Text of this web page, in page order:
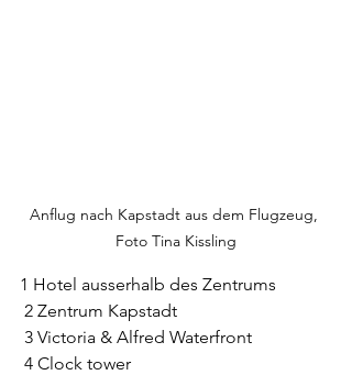
Anflug nach Kapstadt aus dem Flugzeug,
Foto Tina Kissling
1 Hotel ausserhalb des Zentrums
2 Zentrum Kapstadt
3 Victoria & Alfred Waterfront
4 Clock tower